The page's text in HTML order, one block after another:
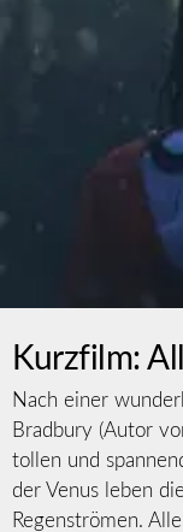
Kurzfilm:
Nach einer
Bradbury (Autor
tollen und
der Venus leben
Regenströmen.